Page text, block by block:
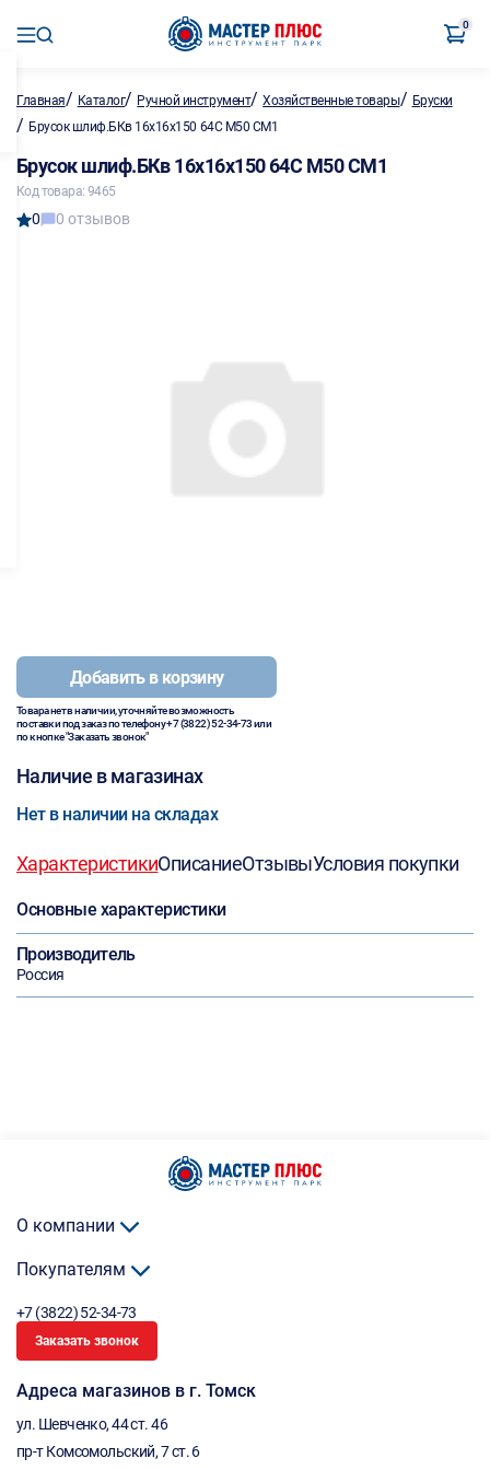
0
Главная/ Каталог/ Ручной инструмент/Хозяйственные товары/ Бруски
/ Брусок шлиф.БКв 16х16х150 64С М50 СМ1
Брусок шлиф.БКв 16х16х150 64С М50 СМ1
Код товара: 9465
0 0 отзывов
Добавить в корзину
Товара нет в наличии, уточняйте возможность
поставки под заказ по телефону+7 (3822) 52-34-73или
по кнопке "Заказать звонок"
Наличие в магазинах
Нет в наличии на складах
ХарактеристикиОписаниеОтзывыУсловия покупки
Основные характеристики
Производитель
Россия
О компании
Покупателям
+7 (3822) 52-34-73
Заказать звонок
Адреса магазинов в г. Томск
ул. Шевченко, 44 ст. 46
пр-т Комсомольский, 7 ст. 6